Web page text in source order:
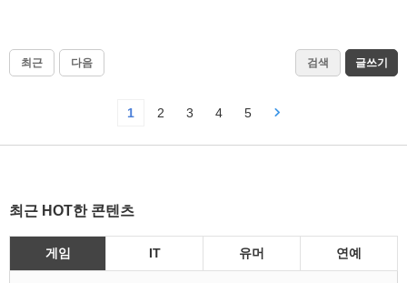
최근 다음 검색 글쓰기
1 2 3 4 5
최근 HOT한 콘텐츠
게임 IT 유머 연예